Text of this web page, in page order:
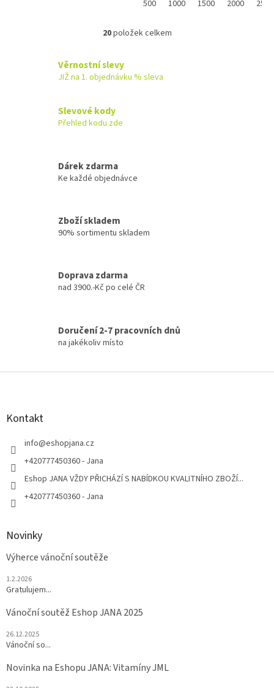
online a po...
500 1000 1500 2000 2500
O
á
y
s
20položek celkem
Věrnostní slevy
JIŽ na 1. objednávku % sleva
Slevové kody
Přehled kodu zde
Dárek zdarma
Ke každé objednávce
Zboží skladem
90% sortimentu skladem
Doprava zdarma
nad 3900.-Kč po celé ČR
Doručení 2-7 pracovních dnů
na jakékoliv místo
Z
Kontakt
info@eshopjana.cz
+420777450360 - Jana
Eshop JANA VŽDY PŘICHÁZÍ S NABÍDKOU KVALITNÍHO ZBOŽÍ...
+420777450360 - Jana
Novinky
Výherce vánoční soutěže
1.2.2026
Gratulujem...
Vánoční soutěž Eshop JANA 2025
26.12.2025
Vánoční so...
Novinka na Eshopu JANA: Vitamíny JML